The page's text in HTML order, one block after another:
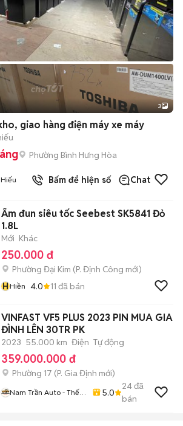
3
giao hàng điện máy xe máy
Phường Bình Hưng Hòa
Bấm để hiện số Chat
Ấm đun siêu tốc Seebest SK5841 Đỏ
1.8L
Mới Khác
250.000 đ
Phường Đại Kim (P. Định Công mới)
HHiền 4.0 11 đã bán
VINFAST VF5 PLUS 2023 PIN MUA GIA
ĐÌNH LÊN 30TR PK
2023 55.000 km Điện Tự động
359.000.000 đ
Phường 17 (P. Gia Định mới)
Nam Trần Auto - Thế
5.0
24đã
bán